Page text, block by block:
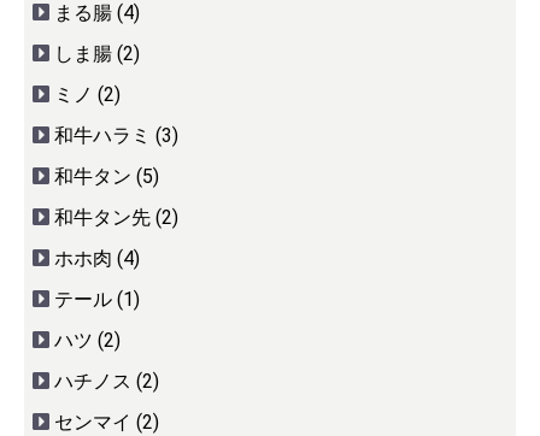
まる腸 (4)
しま腸 (2)
ミノ (2)
和牛ハラミ (3)
和牛タン (5)
和牛タン先 (2)
ホホ肉 (4)
テール (1)
ハツ (2)
ハチノス (2)
センマイ (2)